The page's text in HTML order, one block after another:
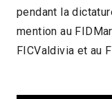
pendant la
mention au
FICValdivia et au